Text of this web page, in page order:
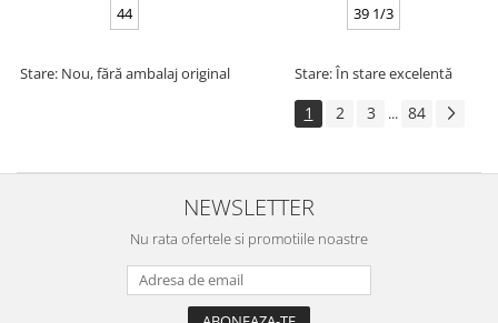
44
Stare: Nou, fără ambalaj original
39 1/3
Stare: În stare excelentă
1 2 3 ... 84
NEWSLETTER
Nu rata ofertele si promotiile noastre